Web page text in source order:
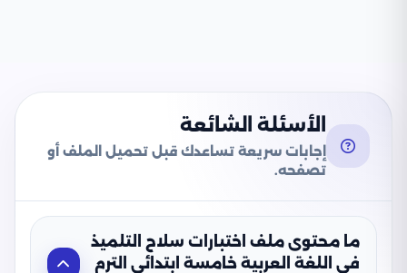
الأسئلة الشائعة
إجابات سريعة تساعدك قبل تحميل الملف أو
تصفحه.
ما محتوى ملف اختبارات سلاح التلميذ
في اللغة العربية خامسة ابتدائي الترم